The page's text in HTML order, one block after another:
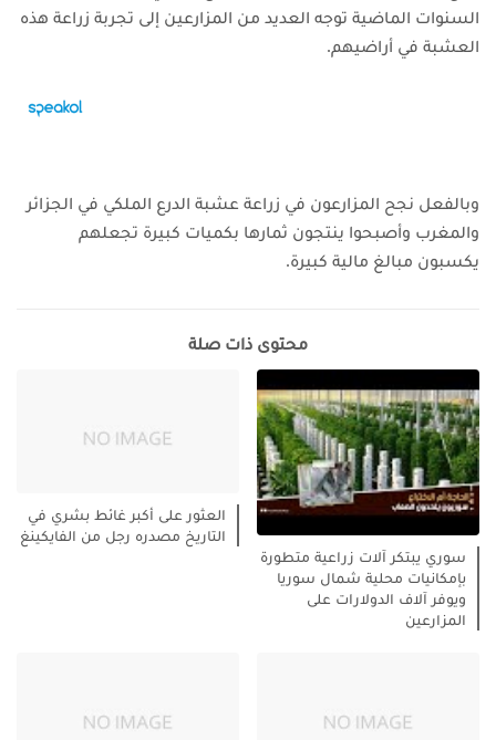
السنوات الماضية توجه العديد من المزارعين إلى تجربة زراعة هذه
العشبة في أراضيهم.
وبالفعل نجح المزارعون في زراعة عشبة الدرع الملكي في الجزائر
والمغرب وأصبحوا ينتجون ثمارها بكميات كبيرة تجعلهم
يكسبون مبالغ مالية كبيرة.
محتوى ذات صلة
سوري يبتكر آلات زراعية متطورة
بإمكانيات محلية شمال سوريا
ويوفر آلاف الدولارات على
المزارعين
العثور على أكبر غائط بشري في
التاريخ مصدره رجل من الفايكينغ